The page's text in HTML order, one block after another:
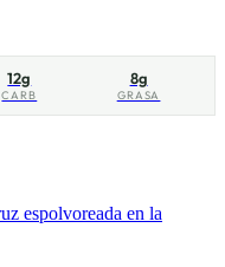
12g
CARB
8g
GRASA